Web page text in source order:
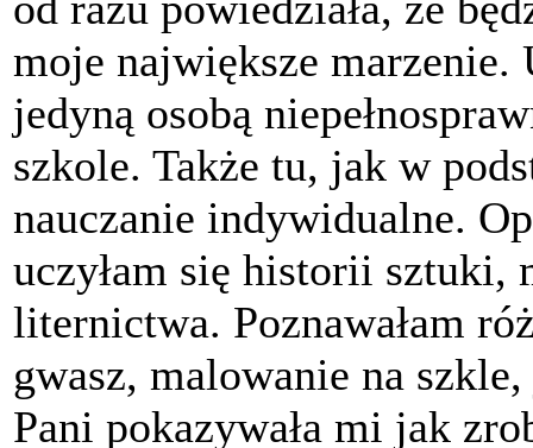
moje największe marzenie.
jedyną osobą
szkole. Także tu, jak w
nauczanie indywidualne.
uczyłam się historii
liternictwa. Poznawałam
gwasz, malowanie na
Pani pokazywała mi jak